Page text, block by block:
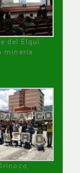
del Elqui
minería.